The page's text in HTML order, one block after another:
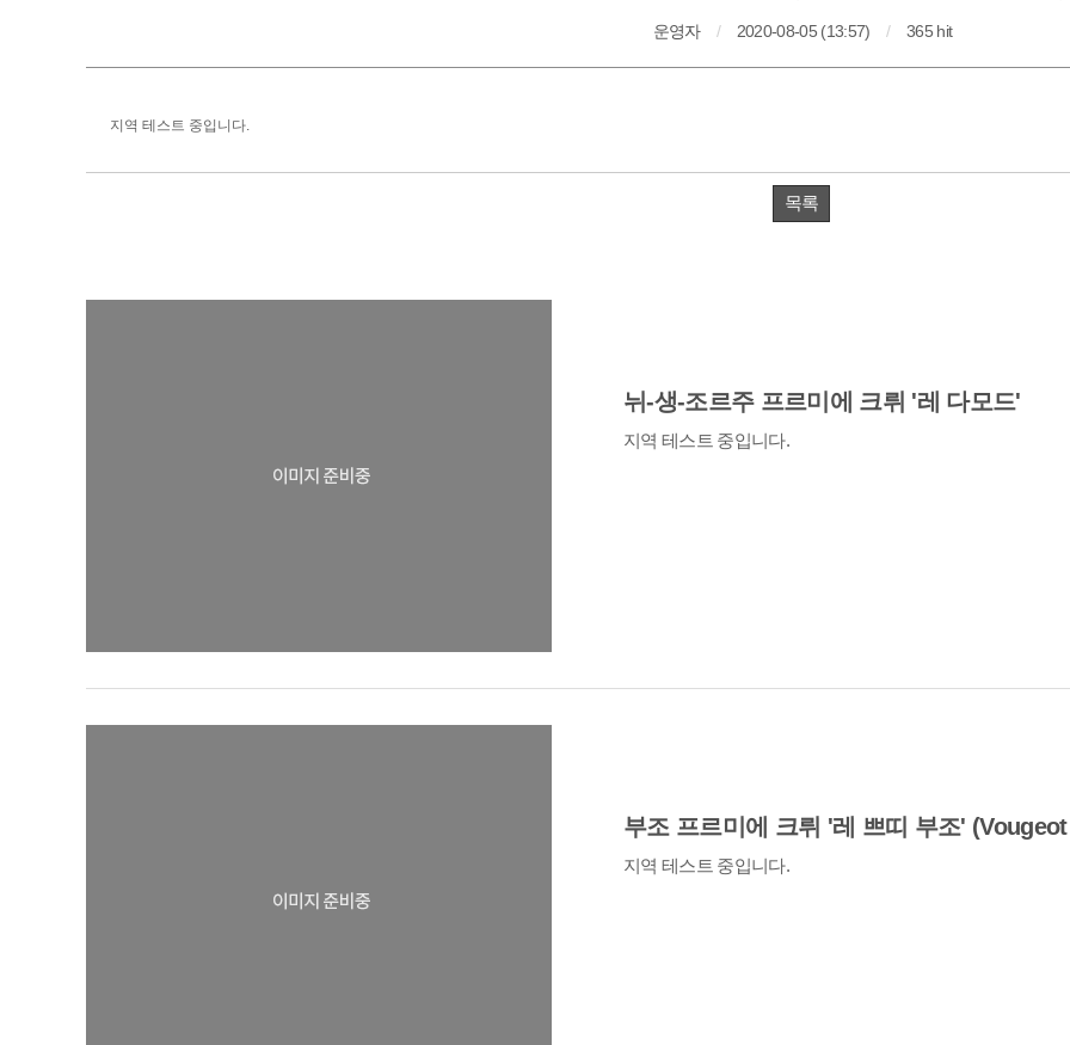
운영자 / 2020-08-05 (13:57) / 365 hit
지역 테스트 중입니다.
목록
뉘-생-조르주 프르미에 크뤼 '레 다모드'
지역 테스트 중입니다.
부조 프르미에 크뤼 '레 쁘띠 부조'
지역 테스트 중입니다.